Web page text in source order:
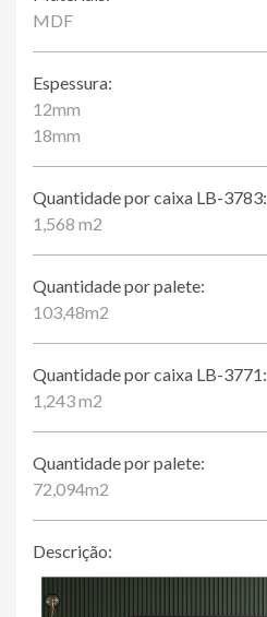
MDF
Espessura:
12mm
18mm
Quantidade por caixa LB-3783:
1,568 m2
Quantidade por palete:
103,48m2
Quantidade por caixa LB-3771:
1,243 m2
Quantidade por palete:
72,094m2
Descrição: